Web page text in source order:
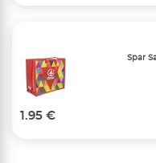
Spar
1.95 €